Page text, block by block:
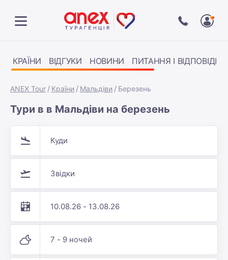
КРАЇНИ ВІДГУКИ НОВИНИ ПИТАННЯ І ВІДПОВІДІ
ANEX Tour Країни Мальдіви Березень
Тури в в Мальдіви на березень
Куди
Звідки
10.08.26 - 13.08.26
7 - 9 ночей